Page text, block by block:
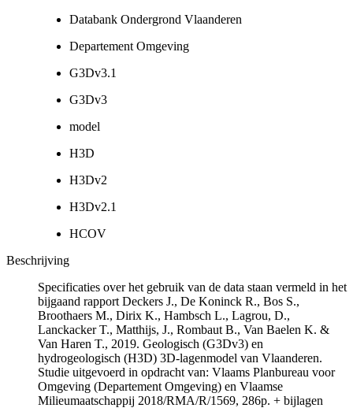
Databank Ondergrond Vlaanderen
Departement Omgeving
G3Dv3.1
G3Dv3
model
H3D
H3Dv2
H3Dv2.1
HCOV
Beschrijving
Specificaties over het gebruik van de data staan vermeld in het
bijgaand rapport Deckers J., De Koninck R., Bos S.,
Broothaers M., Dirix K., Hambsch L., Lagrou, D.,
Lanckacker T., Matthijs, J., Rombaut B., Van Baelen K. &
Van Haren T., 2019. Geologisch (G3Dv3) en
hydrogeologisch (H3D) 3D-lagenmodel van Vlaanderen.
Studie uitgevoerd in opdracht van: Vlaams Planbureau voor
Omgeving (Departement Omgeving) en Vlaamse
Milieumaatschappij 2018/RMA/R/1569, 286p. + bijlagen